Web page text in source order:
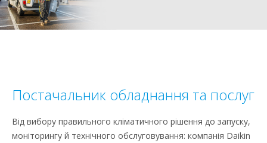
Постачальник обладнання та послуг
Від вибору правильного кліматичного рішення до запуску,
моніторингу й технічного обслуговування: компанія Daikin